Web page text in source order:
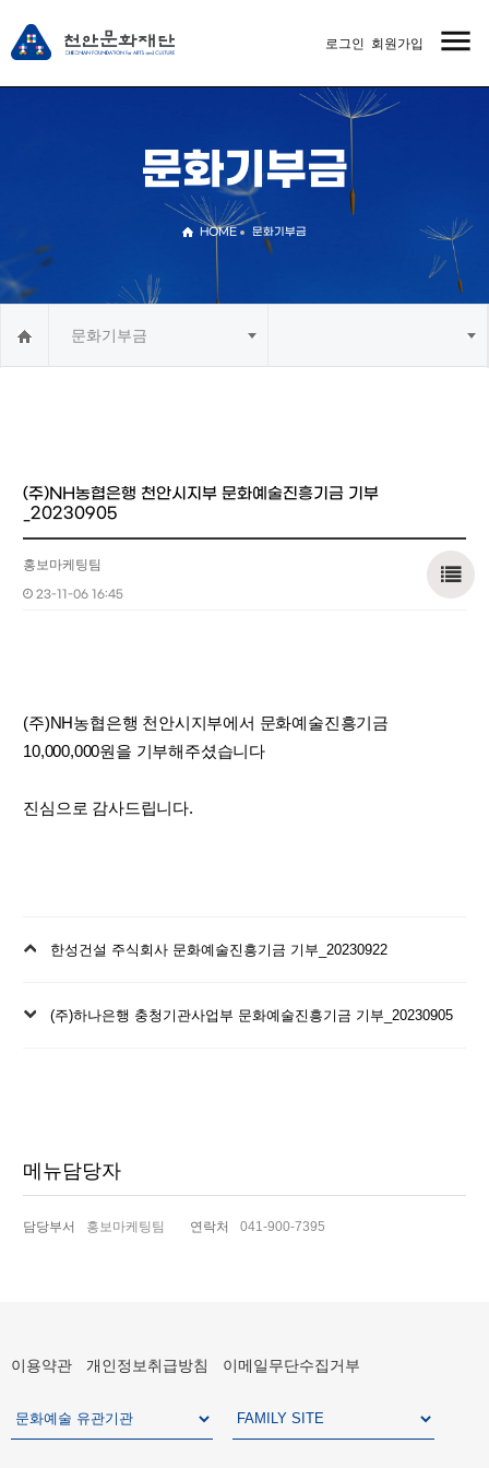
menu
로그인 회원가입
문화기부금
HOME 문화기부금
문화기부금
(주)NH농협은행 천안시지부 문화예술진흥기금 기부
_20230905
홍보마케팅팀
23-11-06 16:45
(주)NH농협은행 천안시지부에서 문화예술진흥기금
10,000,000원을 기부해주셨습니다
진심으로 감사드립니다.
이
한성건설 주식회사 문화예술진흥기금 기부_20230922
다
(주)하나은행 충청기관사업부 문화예술진흥기금 기부_20230905
메뉴담당자
담당부서 홍보마케팅팀 연락처 041-900-7395
이용약관 개인정보취급방침 이메일무단수집거부